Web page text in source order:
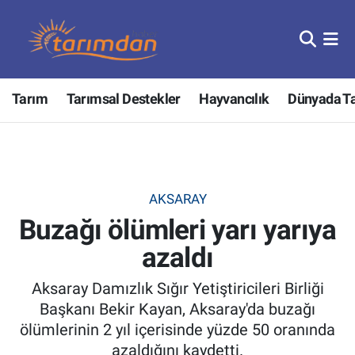
Tarım Tarımsal Destekler Hayvancılık Dünyada
AKSARAY
Buzağı ölümleri yarı yarıya
azaldı
Aksaray Damızlık Sığır Yetiştiricileri Birliği
Başkanı Bekir Kayan, Aksaray'da buzağı
ölümlerinin 2 yıl içerisinde yüzde 50 oranında
azaldığını kaydetti.
Tarım
Hayvancılık
Tarımsal Destekler
TZOB
Tarım Kredi Kooperatifleri
Nöbetçi Eczaneler
Hava Durumu
Tüm Manşetler
Son Dakika Haberleri
Haber Arşivi